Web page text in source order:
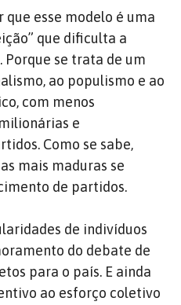
que esse modelo é uma
que dificulta a
Porque se trata de um
ao populismo e ao
com menos
e
Como se sabe,
mais maduras se
de partidos.
de indivíduos
do debate de
para o país. E ainda
ao esforço coletivo